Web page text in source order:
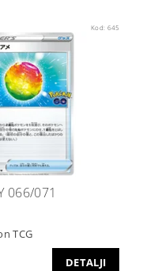
Kod: 645
066/071
TCG
DETALJI